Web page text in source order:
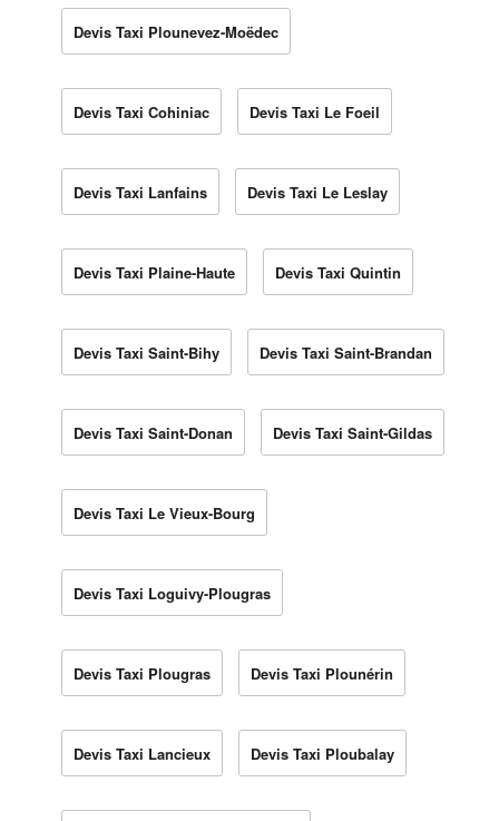
Devis Taxi Plounevez-Moëdec
Devis Taxi Cohiniac Devis Taxi Le Foeil
Devis Taxi Lanfains Devis Taxi Le Leslay
Devis Taxi Plaine-Haute Devis Taxi Quintin
Devis Taxi Saint-Bihy Devis Taxi Saint-Brandan
Devis Taxi Saint-Donan Devis Taxi Saint-Gildas
Devis Taxi Le Vieux-Bourg
Devis Taxi Loguivy-Plougras
Devis Taxi Plougras Devis Taxi Plounérin
Devis Taxi Lancieux Devis Taxi Ploubalay